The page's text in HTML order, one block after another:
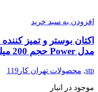
افزودن به سبد خرید
اکتان بوستر و تمیز
مدل Power حجم 200 میلی لیتر بسته 6 عددی
stp
, محصولات تهران کار119
موجود در انبار